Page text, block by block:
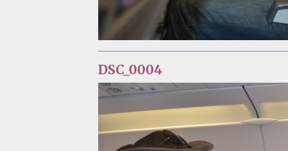
DSC_0004